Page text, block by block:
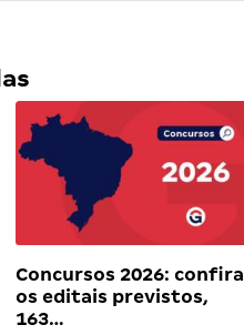
Concursos 2026: confira
os editais previstos,
163…